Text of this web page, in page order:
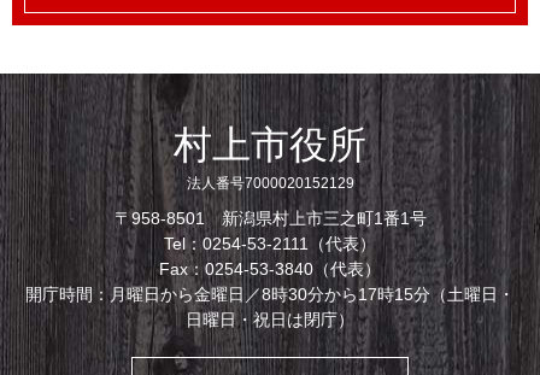
村上市役所
法人番号7000020152129
〒958-8501 新潟県村上市三之町1番1号
Tel：0254-53-2111（代表）
Fax：0254-53-3840（代表）
開庁時間：月曜日から金曜日／8時30分から17時15分（土曜日・
日曜日・祝日は閉庁）